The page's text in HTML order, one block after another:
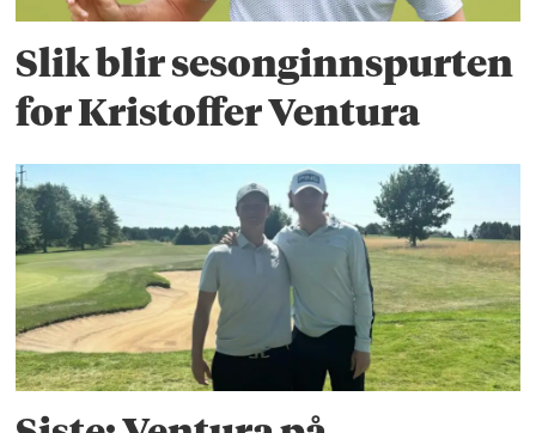
Slik blir sesonginnspurten
for Kristoffer Ventura